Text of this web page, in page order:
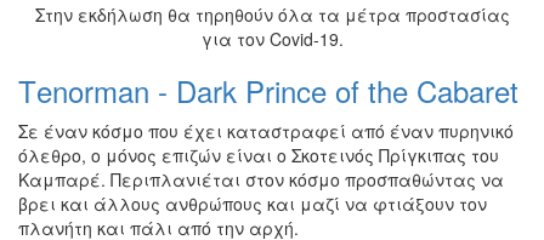
Στην εκδήλωση θα τηρηθούν όλα τα μέτρα προστασίας
για τον Covid-19.
Τenorman - Dark Prince of the Cabaret
Σε έναν κόσμο που έχει καταστραφεί από έναν πυρηνικό
όλεθρο, ο μόνος επιζών είναι ο Σκοτεινός Πρίγκιπας του
Καμπαρέ. Περιπλανιέται στον κόσμο προσπαθώντας να
βρει και άλλους ανθρώπους και μαζί να φτιάξουν τον
πλανήτη και πάλι από την αρχή.